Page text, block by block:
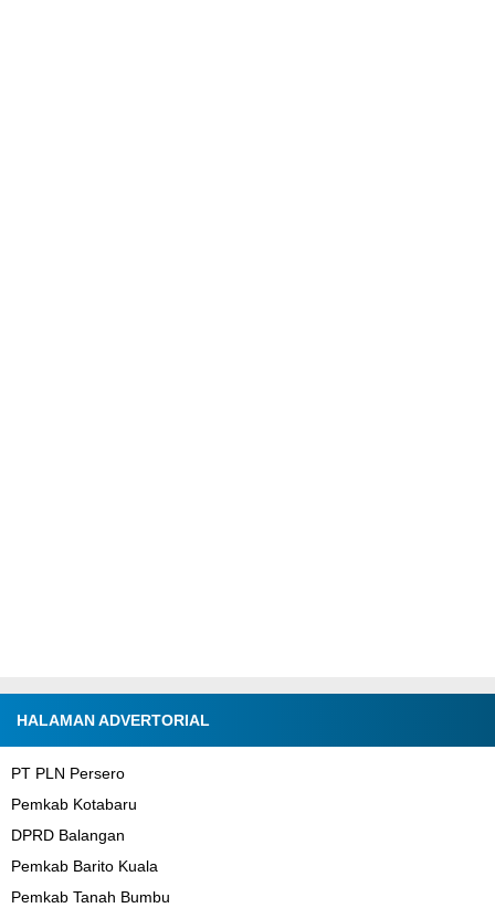
HALAMAN ADVERTORIAL
PT PLN Persero
Pemkab Kotabaru
DPRD Balangan
Pemkab Barito Kuala
Pemkab Tanah Bumbu